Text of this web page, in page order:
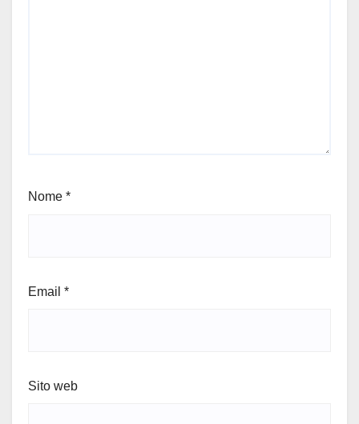
Nome *
Email *
Sito web